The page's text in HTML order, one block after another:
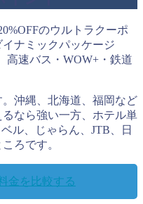
のウルトラクーポ
ナミックパッケージ
高速バス・WOW+・鉄道
沖縄、北海道、福岡など
なら強い一方、ホテル単
ル、じゃらん、JTB、日
ろです。
金を比較する